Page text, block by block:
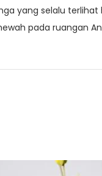
yang selalu
pada ruangan